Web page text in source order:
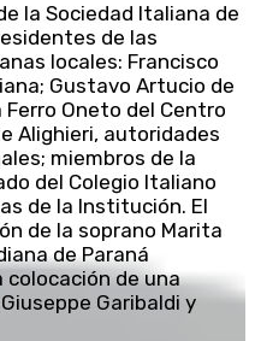
la Sociedad Italiana de
de las
locales: Francisco
Gustavo Artucio de
Oneto del Centro
Alighieri, autoridades
miembros de la
del Colegio Italiano
de la Institución. El
de la soprano Marita
de Paraná
colocación de una
Garibaldi y